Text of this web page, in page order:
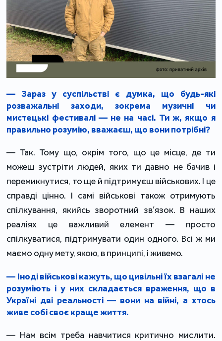
— Зараз у суспільстві є думка, що будь-які
розважальні заходи, зокрема музичні чи
мистецькі фестивалі — не на часі. Ти ж, якщо я
правильно розумію, вважаєш, що вони потрібні?
— Так. Тому що, окрім того, що це місце, де ти
можеш зустріти людей, яких ти давно не бачив і
перемикнутися, то ще й підтримуєш військових. І це
справді цінно. І самі військові також отримують
спілкування, якийсь зворотний зв’язок. В наших
реаліях це важливий елемент — просто
спілкуватися, підтримувати один одного. Всі ж ми
маємо одну мету, якою, в принципі, і живемо.
— Іноді військові кажуть, що цивільні їх взагалі не
розуміють і у них складається враження, що в
Україні дві реальності — вони на війні, а хтось
живе собі своє краще життя.
— Нам всім треба навчитися критично мислити.